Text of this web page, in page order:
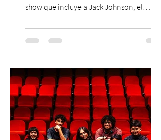
show que incluye a Jack Johnson, el
El lunes 10 de agosto comienza la
Preventa Exclusiva Santander con 30%
stock). Posterior a esta preventa exclusiva
se da inicio a la segunda etapa con una
preventa con 20% descuento para los
clientes del mismo banco y 20% para las
personas que se pre inscribieron y el miérc